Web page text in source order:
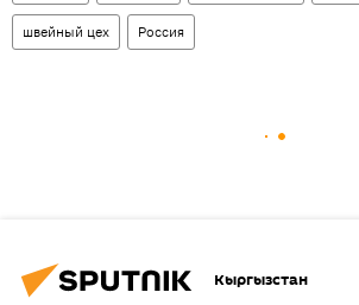
швейный цех Россия
Кыргызстан